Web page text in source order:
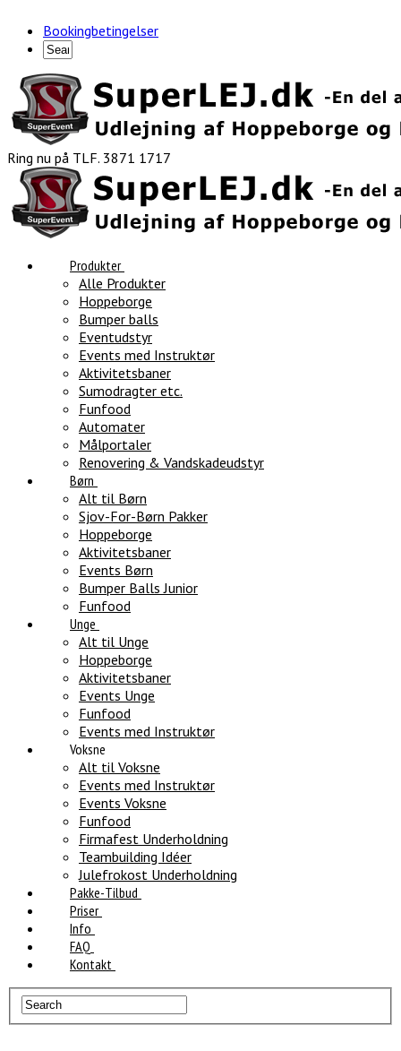
Bookingbetingelser
Ring nu på TLF. 3871 1717
Produkter
Alle Produkter
Hoppeborge
Bumper balls
Eventudstyr
Events med Instruktør
Aktivitetsbaner
Sumodragter etc.
Funfood
Automater
Målportaler
Renovering & Vandskadeudstyr
Børn
Alt til Børn
Sjov-For-Børn Pakker
Hoppeborge
Aktivitetsbaner
Events Børn
Bumper Balls Junior
Funfood
Unge
Alt til Unge
Hoppeborge
Aktivitetsbaner
Events Unge
Funfood
Events med Instruktør
Voksne
Alt til Voksne
Events med Instruktør
Events Voksne
Funfood
Firmafest Underholdning
Teambuilding Idéer
Julefrokost Underholdning
Pakke-Tilbud
Priser
Info
FAQ
Kontakt